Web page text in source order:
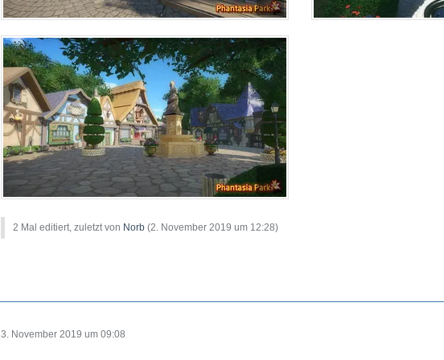
2 Mal editiert, zuletzt von Norb(2. November 2019 um 12:28)
3. November 2019 um 09:08